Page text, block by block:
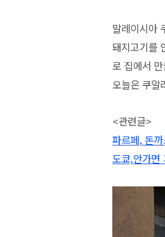
말레이시아
돼지고기를
로 집에서
오늘은 쿠알
<관련글>
파르페, 돈
도쿄,안가면